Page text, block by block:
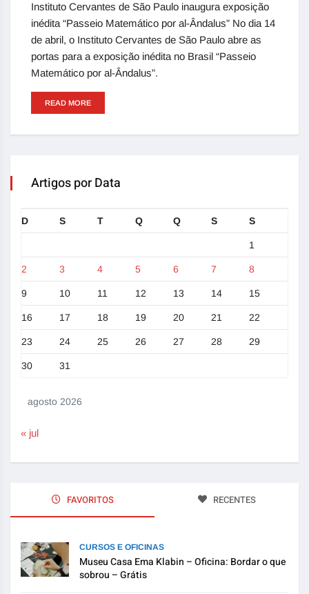
Instituto Cervantes de São Paulo inaugura exposição
inédita “Passeio Matemático por al-Ândalus” No dia 14
de abril, o Instituto Cervantes de São Paulo abre as
portas para a exposição inédita no Brasil “Passeio
Matemático por al-Ândalus”.
READ MORE
Artigos por Data
agosto 2026
D S T Q Q S S
1
2 3 4 5 6 7 8
9 10 11 12 13 14 15
16 17 18 19 20 21 22
23 24 25 26 27 28 29
30 31
« jul
FAVORITOS RECENTES
CURSOS E OFICINAS
Museu Casa Ema Klabin – Oficina: Bordar o que
sobrou – Grátis